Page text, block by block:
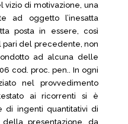
vizio di motivazione, una
ad oggetto l’inesatta
posta in essere, così
pari del precedente, non
ad alcuna delle
cod. proc. pen.. In ogni
nel provvedimento
ai ricorrenti si è
di ingenti quantitativi di
presentazione, da